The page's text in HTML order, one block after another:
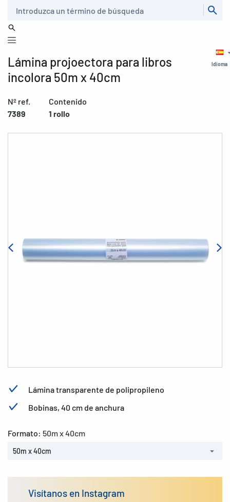
Idioma
Lámina projoectora para libros
incolora 50m x 40cm
Nº ref.
7389
Contenido
1 rollo
Lámina transparente de polipropileno
Bobinas, 40 cm de anchura
Formato: 50m x 40cm
50m x 40cm
Visítanos en Instagram